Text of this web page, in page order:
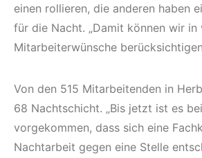
einen rollieren, die anderen haben
für die Nacht. „Damit können wir in
Mitarbeiterwünsche
Von den 515 Mitarbeitenden in
68 Nachtschicht. „Bis jetzt ist es
vorgekommen, dass sich eine
Nachtarbeit gegen eine Stelle